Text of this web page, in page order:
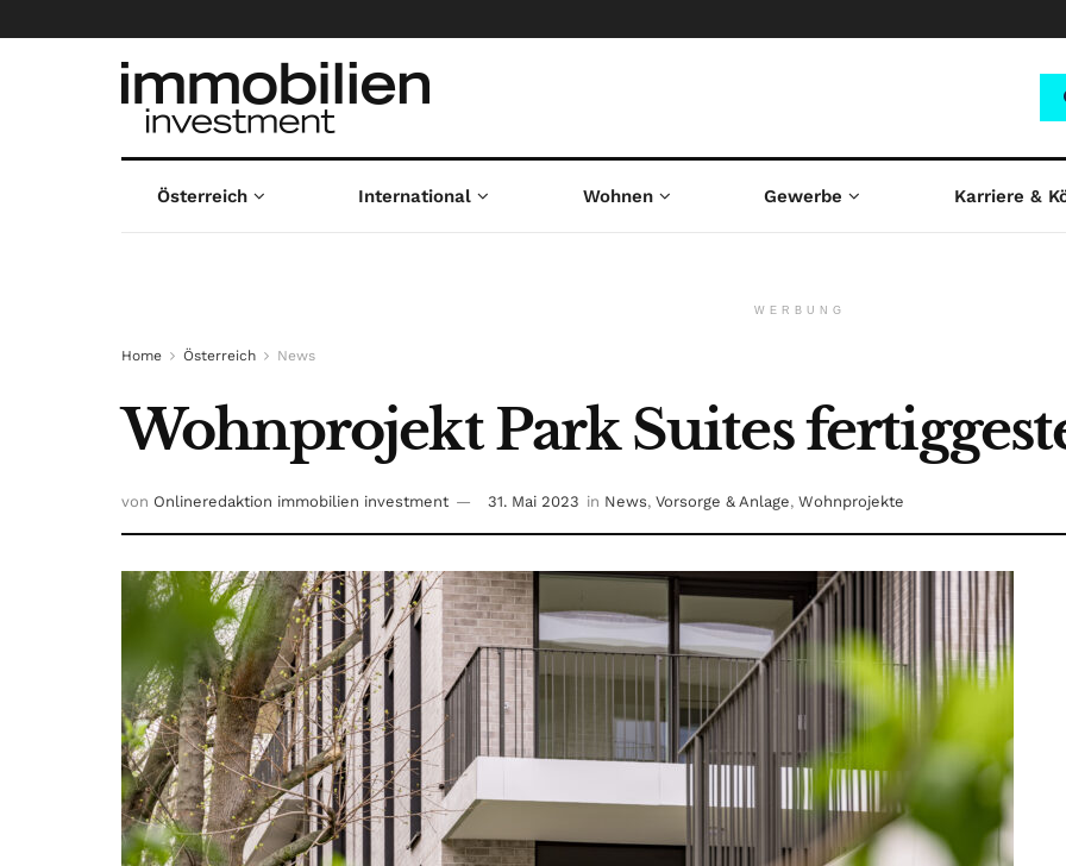
Österreich International Wohnen Gewerbe Karriere &
WERBUNG
Home Österreich News
Wohnprojekt Park Suites
von Onlineredaktion immobilien investment 31. Mai 2023 in News, Vorsorge & Anlage, Wohnprojekte